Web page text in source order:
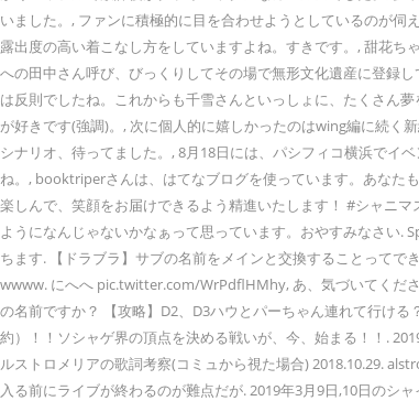
いました。, ファンに積極的に目を合わせようとしているのが
露出度の高い着こなし方をしていますよね。すきです。, 甜花
への田中さん呼び、びっくりしてその場で無形文化遺産に登録
は反則でしたね。これからも千雪さんといっしょに、たくさん
が好きです(強調)。, 次に個人的に嬉しかったのはwing編に続く
シナリオ、待ってました。, 8月18日には、パシフィコ横浜でイ
ね。, booktriperさんは、はてなブログを使っています。あなた
楽しんで、笑顔をお届けできるよう精進いたします！ #シャニ
ようになんじゃないかなぁって思っています。おやすみなさい.
ちます. 【ドラブラ】サブの名前をメインと交換することって
wwww. にへへ pic.twitter.com/WrPdflHMhy, あ、気づいてくだ
の名前ですか？ 【攻略】D2、D3ハウとパーちゃん連れて行け
約）！！ソシャゲ界の頂点を決める戦いが、今、始まる！！.
ルストロメリアの歌詞考察(コミュから視た場合) 2018.10.29.
入る前にライブが終わるのが難点だが. 2019年3月9日,10日のシ